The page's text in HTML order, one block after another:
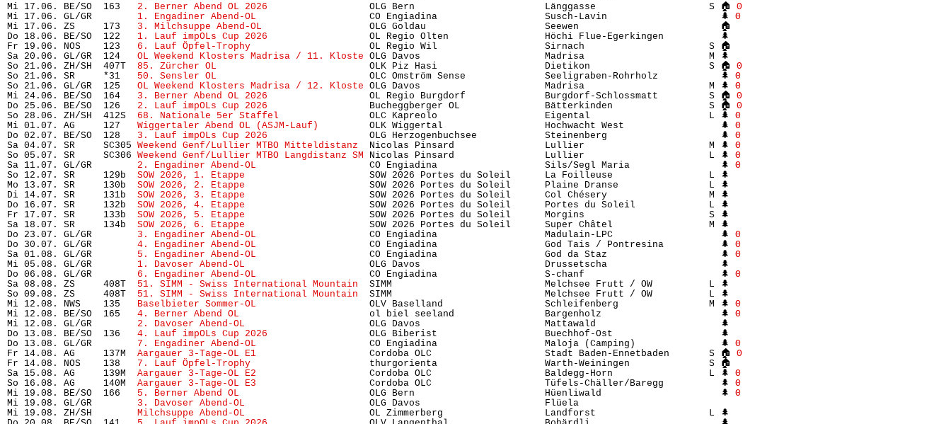
Mi 17.06. BE/SO  163 2. Berner Abend OL 2026
                  OLG Bern                       Länggasse                    S 🏠
Θ
Mi 17.06. GL/GR 1. Engadiner Abend-OL
                    CO Engiadina                   Susch-Lavin                    🌲
Θ
Mi 17.06. ZS     173 3. Milchsuppe Abend-OL
                   OLG Goldau                     Seewen                         🏠
Do 18.06. BE/SO  122 1. Lauf impOLs Cup 2026
                  OL Regio Olten                 Höchi Flue-Egerkingen          🌲
Fr 19.06. NOS    123 6. Lauf Öpfel-Trophy
                     OL Regio Wil                   Sirnach                      S 🏠
Sa 20.06. GL/GR  124 OL Weekend Klosters Madrisa / 11. Kloste OLG Davos                      Madrisa                      M 🌲
So 21.06. ZH/SH  407T 85. Zürcher OL
                           OLK Piz Hasi                   Dietikon                     S 🏠
Θ
So 21.06. SR     *31 50. Sensler OL
                           OLC Omström Sense              Seeligraben-Rohrholz           🌲
Θ
So 21.06. GL/GR  125 OL Weekend Klosters Madrisa / 12. Kloste OLG Davos                      Madrisa                      M 🌲 Θ
Mi 24.06. BE/SO  164 3. Berner Abend OL 2026
                  OL Regio Burgdorf              Burgdorf-Schlossmatt         S 🏠
Θ
Do 25.06. BE/SO  126 2. Lauf impOLs Cup 2026
                  Bucheggberger OL               Bätterkinden                 S 🏠
Θ
So 28.06. ZH/SH  412S 68. Nationale 5er Staffel
                OLC Kapreolo                   Eigental                     L 🌲
Θ
Mi 01.07. AG     127 Wiggertaler Abend OL (ASJM-Lauf)
         OLK Wiggertal                  Hochwacht West                 🌲
Θ
Do 02.07. BE/SO  128 3. Lauf impOLs Cup 2026
                  OLG Herzogenbuchsee            Steinenberg                    🌲
Θ
Sa 04.07. SR     SC305 Weekend Genf/Lullier MTBO Mitteldistanz
  Nicolas Pinsard                Lullier                      M 🌲
Θ
So 05.07. SR     SC306 Weekend Genf/Lullier MTBO Langdistanz SM Nicolas Pinsard                Lullier                      L 🌲 Θ
Sa 11.07. GL/GR 2. Engadiner Abend-OL
                    CO Engiadina                   Sils/Segl Maria                🌲
Θ
So 12.07. SR     129b SOW 2026, 1. Etappe
                      SOW 2026 Portes du Soleil      La Foilleuse                 L 🌲
Mo 13.07. SR     130b SOW 2026, 2. Etappe
                      SOW 2026 Portes du Soleil      Plaine Dranse                L 🌲
Di 14.07. SR     131b SOW 2026, 3. Etappe
                      SOW 2026 Portes du Soleil      Col Chésery                  M 🌲
Do 16.07. SR     132b SOW 2026, 4. Etappe
                      SOW 2026 Portes du Soleil      Portes du Soleil             L 🌲
Fr 17.07. SR     133b SOW 2026, 5. Etappe
                      SOW 2026 Portes du Soleil      Morgins                      S 🌲
Sa 18.07. SR     134b SOW 2026, 6. Etappe
                      SOW 2026 Portes du Soleil      Super Châtel                 M 🌲
Do 23.07. GL/GR 3. Engadiner Abend-OL
                    CO Engiadina                   Madulain-LPC                   🌲
Θ
Do 30.07. GL/GR 4. Engadiner Abend-OL
                    CO Engiadina                   God Tais / Pontresina          🌲
Θ
Sa 01.08. GL/GR 5. Engadiner Abend-OL
                    CO Engiadina                   God da Staz                    🌲
Θ
Mi 05.08. GL/GR 1. Davoser Abend-OL
                      OLG Davos                      Drussetscha                    🌲
Do 06.08. GL/GR 6. Engadiner Abend-OL
                    CO Engiadina                   S-chanf                        🌲
Θ
Sa 08.08. ZS     408T 51. SIMM - Swiss International Mountain
SIMM                           Melchsee Frutt / OW          L 🌲
So 09.08. ZS     408T 51. SIMM - Swiss International Mountain
SIMM                           Melchsee Frutt / OW          L 🌲
Mi 12.08. NWS    135
Baselbieter Sommer-OL
                    OLV Baselland                  Schleifenberg                M 🌲
Θ
Mi 12.08. BE/SO  165 4. Berner Abend OL
                       ol biel seeland                Bargenholz                     🌲
Θ
Mi 12.08. GL/GR 2. Davoser Abend-OL
                      OLG Davos                      Mattawald                      🌲
Do 13.08. BE/SO  136 4. Lauf impOLs Cup 2026
                  OLG Biberist                   Buechhof-Ost                   🌲
Do 13.08. GL/GR 7. Engadiner Abend-OL
                    CO Engiadina                   Maloja (Camping)               🌲
Θ
Fr 14.08. AG     137M Aargauer 3-Tage-OL E1
                    Cordoba OLC                    Stadt Baden-Ennetbaden       S 🏠
Θ
Fr 14.08. NOS    138 7. Lauf Öpfel-Trophy
                     thurgorienta                   Warth-Weiningen              S 🏠
Sa 15.08. AG     139M Aargauer 3-Tage-OL E2
                    Cordoba OLC                    Baldegg-Horn                 L 🌲
Θ
So 16.08. AG     140M Aargauer 3-Tage-OL E3
                    Cordoba OLC                    Tüfels-Chäller/Baregg          🌲
Θ
Mi 19.08. BE/SO  166 5. Berner Abend OL
                       OLG Bern                       Hüenliwald                     🌲
Θ
Mi 19.08. GL/GR 3. Davoser Abend-OL
                      OLG Davos                      Flüela
Mi 19.08. ZH/SH Milchsuppe Abend-OL
                      OL Zimmerberg                  Landforst                    L 🌲